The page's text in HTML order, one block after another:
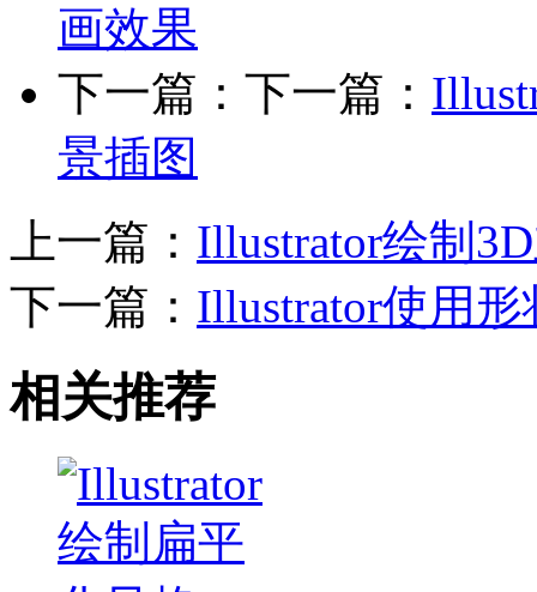
画效果
下一篇：下一篇：
景插图
上一篇： Illustrator绘制
下一篇： Illustrator使用
相关推荐